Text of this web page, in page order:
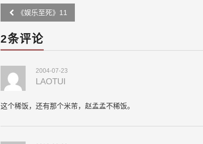
Post
navigation
《娱乐至死》11
2条评论
2004-07-23
LAOTUI
这个稀饭，还有那个米芾，赵孟孟不稀饭。